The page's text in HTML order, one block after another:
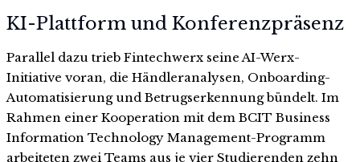
KI-Plattform und Konferenzpräsenz
Parallel dazu trieb Fintechwerx seine AI-Werx-
Initiative voran, die Händleranalysen, Onboarding-
Automatisierung und Betrugserkennung bündelt. Im
Rahmen einer Kooperation mit dem BCIT Business
Information Technology Management-Programm
arbeiteten zwei Teams aus je vier Studierenden zehn